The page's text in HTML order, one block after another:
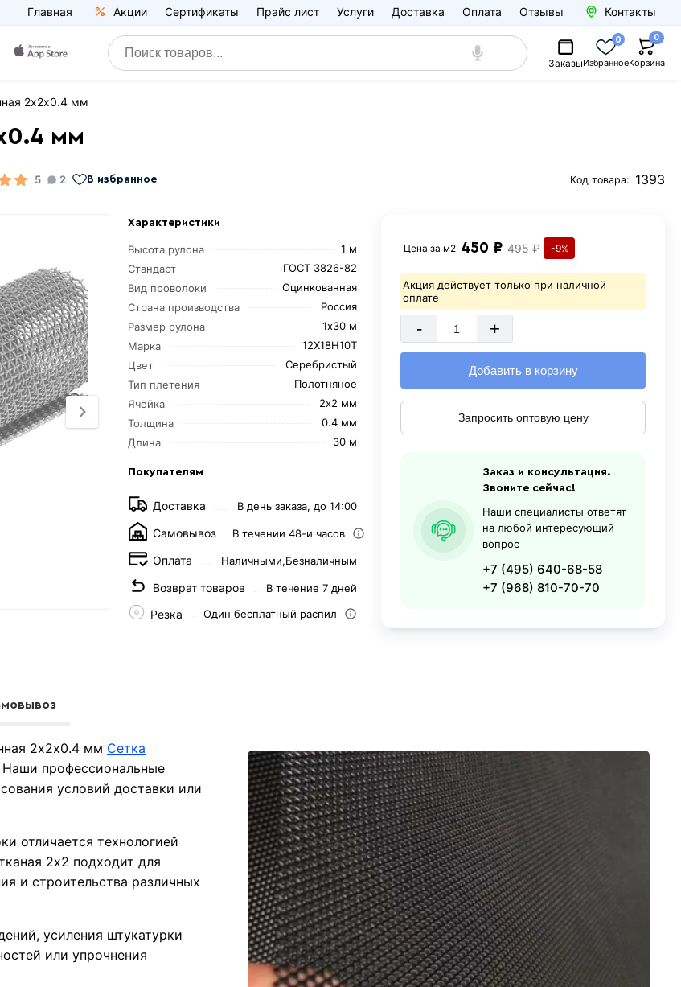
Главная Акции Сертификаты Прайс лист Услуги Доставка Оплата Отзывы Контакты
ЗаказыИзбранное
0
Корзина
0
2х2х0.4 мм
мм
5 2 В избранное Код товара: 1393
Характеристики
Высота рулона
1 м
Стандарт
ГОСТ 3826-82
Вид проволоки
Оцинкованная
Страна производства
Россия
Размер рулона
1х30 м
Марка
12Х18Н10Т
Цвет
Серебристый
Тип плетения
Полотняное
Ячейка
2х2 мм
Толщина
0.4 мм
Длина
30 м
Покупателям
Доставка В день заказа, до 14:00
Самовывоз В течении 48-и часов
Оплата Наличными,Безналичным
Возврат товаров В течение 7 дней
Резка Один бесплатный распил
Цена за м2 450 ₽ 495 ₽ -9%
Акция действует только при наличной
оплате
- +
Добавить в корзину
Запросить оптовую цену
Заказ и консультация.
Звоните сейчас!
Наши специалисты ответят
на любой интересующий
вопрос
+7 (495) 640-68-58
+7 (968) 810-70-70
2х2х0.4 мм Сетка
профессиональные
условий доставки или
отличается технологией
2х2 подходит для
и строительства различных
усиления штукатурки
или упрочнения